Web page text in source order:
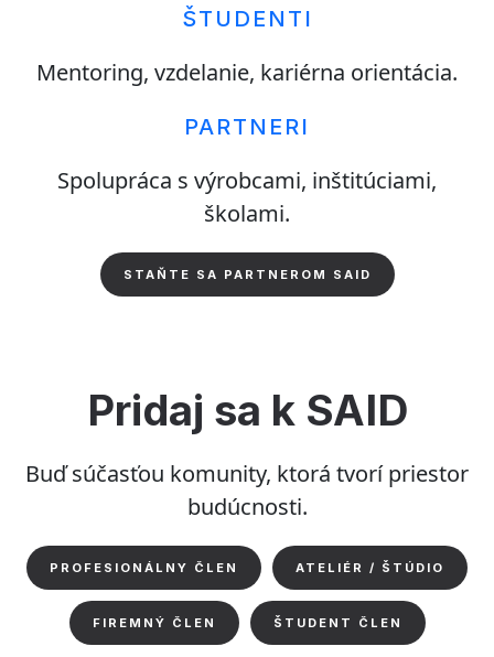
ŠTUDENTI
Mentoring, vzdelanie, kariérna orientácia.
PARTNERI
Spolupráca s výrobcami, inštitúciami,
školami.
STAŇTE SA PARTNEROM SAID
Pridaj sa k SAID
Buď súčasťou komunity, ktorá tvorí priestor
budúcnosti.
PROFESIONÁLNY ČLEN ATELIÉR / ŠTÚDIO
FIREMNÝ ČLEN ŠTUDENT ČLEN